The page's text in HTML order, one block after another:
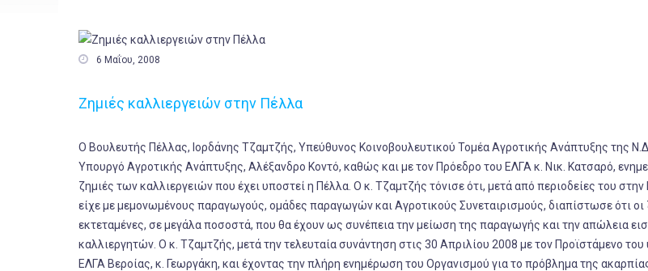
 6 Μαΐου, 2008
Ζημιές καλλιεργειών στην Πέλλα
Ο Βουλευτής Πέλλας, Ιορδάνης Τζαμτζής, Υπεύθυνος Κοινοβουλευτικού Τομέα Αγροτικής Ανάπτυξης της
Υπουργό Αγροτικής Ανάπτυξης, Αλέξανδρο Κοντό, καθώς και με τον Πρόεδρο του ΕΛΓΑ κ. Νικ. Κατσαρό,
ζημιές των καλλιεργειών που έχει υποστεί η Πέλλα. Ο κ. Τζαμτζής τόνισε ότι, μετά από περιοδείες του
είχε με μεμονωμένους παραγωγούς, ομάδες παραγωγών και Αγροτικούς Συνεταιρισμούς, διαπίστωσε ότι οι
εκτεταμένες, σε μεγάλα ποσοστά, που θα έχουν ως συνέπεια την μείωση της παραγωγής και την απώλεια
καλλιεργητών. Ο κ. Τζαμτζής, μετά την τελευταία συνάντηση στις 30 Απριλίου 2008 με τον Προϊστάμενο
ΕΛΓΑ Βεροίας, κ. Γεωργάκη, και έχοντας την πλήρη ενημέρωση του Οργανισμού για το πρόβλημα της